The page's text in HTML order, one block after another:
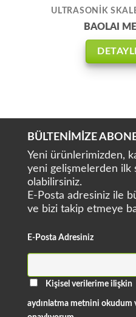
ULTRASONİK
BAOLAI
BÜLTENİMİZE
Yeni ürünlerimizden,
yeni gelişmelerden ilk
olabilirsiniz.
E-Posta adresiniz ile
ve bizi takip etmeye
E-Posta Adresiniz
Kişisel verilerime ilişkin
aydınlatma metnini okudum